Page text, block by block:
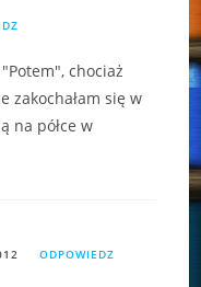
chociaż
zakochałam się w
na półce w
ODPOWIEDZ